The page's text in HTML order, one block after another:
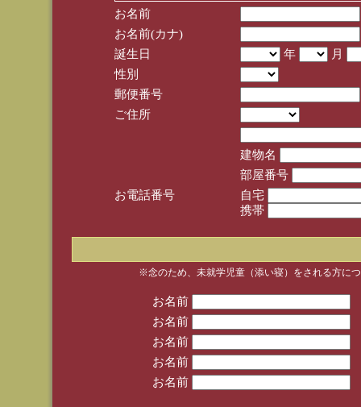
お名前
お名前(カナ)
誕生日
年
月
性別
郵便番号
ご住所
建物名
部屋番号
お電話番号
自宅
携帯
※念のため、未就学児童（添い寝）をされる方に
お名前
お名前
お名前
お名前
お名前